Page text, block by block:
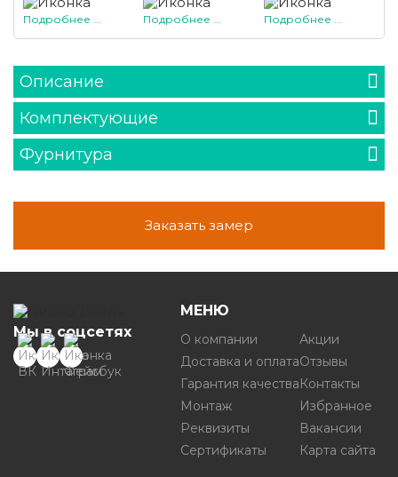
Подробнее ... Подробнее ... Подробнее ...
Описание
Комплектующие
Фурнитура
Заказать замер
Мы в соцсетях
МЕНЮ
О компании
Доставка и оплата
Гарантия качества
Монтаж
Реквизиты
Сертификаты
Акции
Отзывы
Контакты
Избранное
Вакансии
Карта сайта